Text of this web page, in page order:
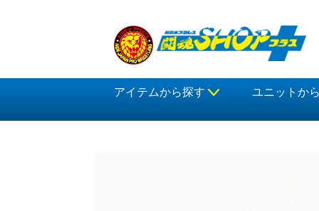
アイテムから探す ユニットか